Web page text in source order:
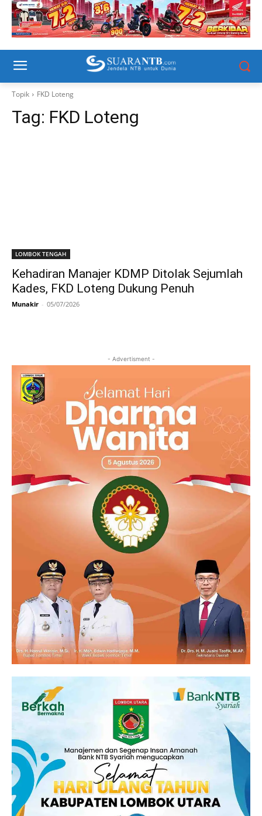
Topik FKD Loteng
Tag: FKD Loteng
LOMBOK TENGAH
Kehadiran Manajer KDMP Ditolak Sejumlah
Kades, FKD Loteng Dukung Penuh
Munakir - 05/07/2026
- Advertisment -